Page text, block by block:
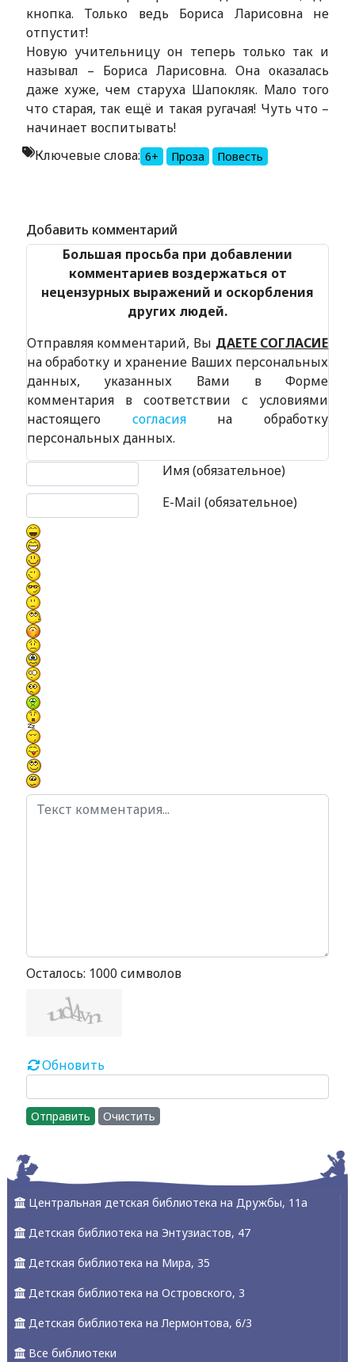
кнопка. Только ведь Бориса Ларисовна не
отпустит!
Новую учительницу он теперь только так и
называл – Бориса Ларисовна. Она оказалась
даже хуже, чем старуха Шапокляк. Мало того
что старая, так ещё и такая ругачая! Чуть что –
начинает воспитывать!
Ключевые слова: 6+ Проза Повесть
Добавить комментарий
Большая просьба при добавлении
комментариев воздержаться от
нецензурных выражений и оскорбления
других людей.
Отправляя комментарий, Вы ДАЕТЕ СОГЛАСИЕ
на обработку и хранение Ваших персональных
данных, указанных Вами в Форме
комментария в соответствии с условиями
настоящего согласияна обработку
персональных данных.
Имя (обязательное)
E-Mail (обязательное)
Текст комментария
Осталось: 1000 символов
Обновить
Отправить Очистить
Центральная детская библиотека на Дружбы, 11а
Детская библиотека на Энтузиастов, 47
Детская библиотека на Мира, 35
Детская библиотека на Островского, 3
Детская библиотека на Лермонтова, 6/3
Все библиотеки